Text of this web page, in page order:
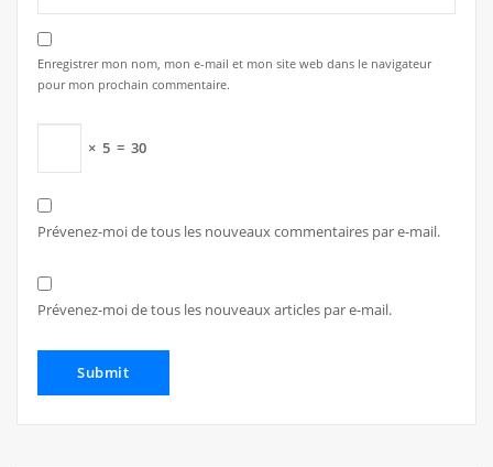
Enregistrer mon nom, mon e-mail et mon site web dans le navigateur
pour mon prochain commentaire.
× 5 = 30
Prévenez-moi de tous les nouveaux commentaires par e-mail.
Prévenez-moi de tous les nouveaux articles par e-mail.